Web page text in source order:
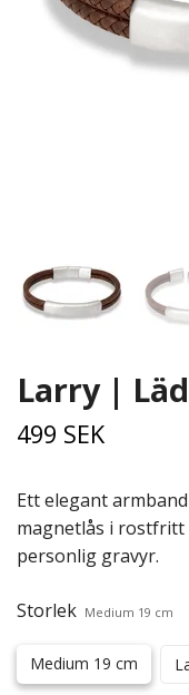
Larry |
499 SEK
Ett elegant
magnetlås i rostfritt
personlig gravyr.
Storlek Medium 19 cm
Medium 19 cm